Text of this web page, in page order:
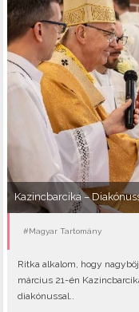
Kazincbarcika –
#Magyar Tartomány
Ritka alkalom, hogy
március 21-én
diakónussal..